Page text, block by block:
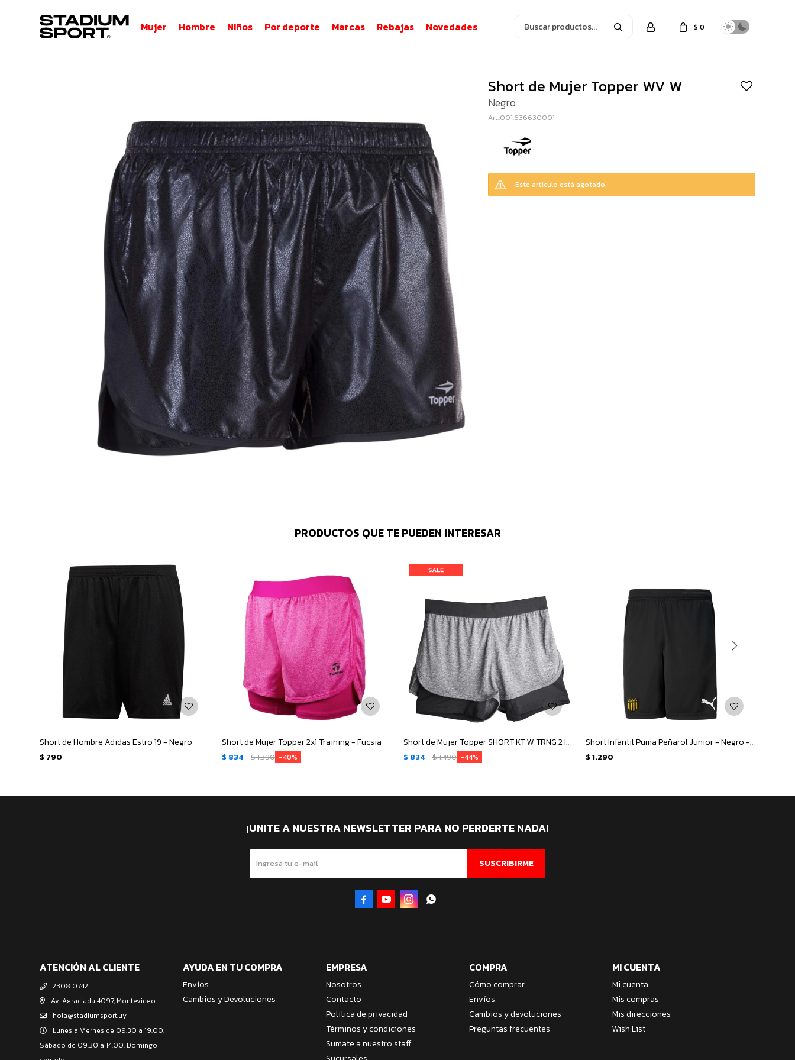
Mujer Hombre Niños Por deporte Marcas Rebajas Novedades $ 0
Short de Mujer Topper WV W
Negro
001.636630001
Este artículo está agotado.
PRODUCTOS QUE TE PUEDEN INTERESAR
Short de Hombre Adidas Estro 19 - Negro
$ 790
Short de Mujer Topper 2x1 Training - Fucsia
$ 834 $1.390 40
Short de Mujer Topper SHORT KT W TRNG 2 IN 1 - Negro Melange
$ 834 $1.490 44
Short Infantil Puma Peñarol Junior - Negro - Amarillo
$ 1.290
ATENCIÓN AL CLIENTE
2308 0742
Av. Agraciada 4097, Montevideo
hola@stadiumsport.uy
Lunes a Viernes de 09:30 a 19:00.
Sábado de 09:30 a 14:00. Domingo
AYUDA EN TU COMPRA
Envíos
Cambios y Devoluciones
EMPRESA
Nosotros
Contacto
Política de privacidad
Términos y condiciones
Sumate a nuestro staff
COMPRA
Cómo comprar
Envíos
Cambios y devoluciones
Preguntas frecuentes
MI CUENTA
Mi cuenta
Mis compras
Mis direcciones
Wish List
¡UNITE A NUESTRA NEWSLETTER PARA NO PERDERTE NADA!
SUSCRIBIRME
   